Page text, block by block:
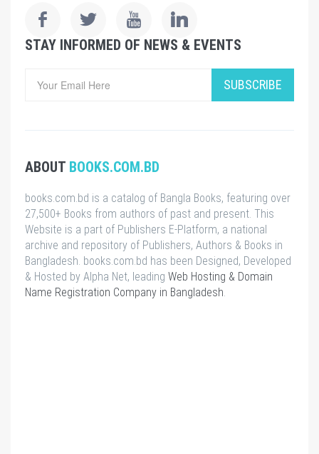
STAY INFORMED OF NEWS & EVENTS
SUBSCRIBE
ABOUT BOOKS.COM.BD
books.com.bd is a catalog of Bangla Books, featuring over
27,500+ Books from authors of past and present. This
Website is a part of Publishers E-Platform, a national
archive and repository of Publishers, Authors & Books in
Bangladesh. books.com.bd has been Designed, Developed
& Hosted by Alpha Net, leading Web Hosting & Domain
Name Registration Company in Bangladesh